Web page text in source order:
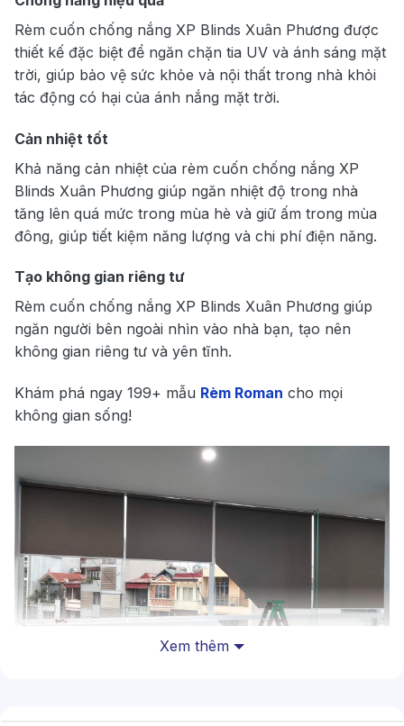
Rèm cuốn chống nắng XP Blinds Xuân Phương được
thiết kế đặc biệt để ngăn chặn tia UV và ánh sáng mặt
trời, giúp bảo vệ sức khỏe và nội thất trong nhà khỏi
tác động có hại của ánh nắng mặt trời.
Cản nhiệt tốt
Khả năng cản nhiệt của rèm cuốn chống nắng XP
Blinds Xuân Phương giúp ngăn nhiệt độ trong nhà
tăng lên quá mức trong mùa hè và giữ ấm trong mùa
đông, giúp tiết kiệm năng lượng và chi phí điện năng.
Tạo không gian riêng tư
Rèm cuốn chống nắng XP Blinds Xuân Phương giúp
ngăn người bên ngoài nhìn vào nhà bạn, tạo nên
không gian riêng tư và yên tĩnh.
Khám phá ngay 199+ mẫu Rèm Roman cho mọi
không gian sống!
Xem thêm